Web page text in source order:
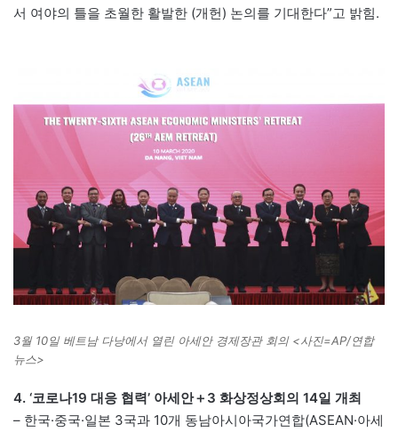
서 여야의 틀을 초월한 활발한 (개헌) 논의를 기대한다”고 밝힘.
3월 10일 베트남 다낭에서 열린 아세안 경제장관 회의 <사진=AP/연합
뉴스>
4. ‘코로나19 대응 협력’ 아세안＋3 화상정상회의 14일 개최
– 한국·중국·일본 3국과 10개 동남아시아국가연합(ASEAN·아세